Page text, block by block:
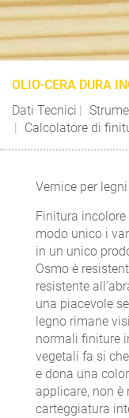
OLIO-CERA DURA
Dati Tecnici
Calcolatore di
Vernice per
Finitura
modo unico i
in un unico
Osmo è
resistente
una piacevole
legno rimane
normali finiture
vegetali fa si
e dona una
applicare, non è
carteggiatura